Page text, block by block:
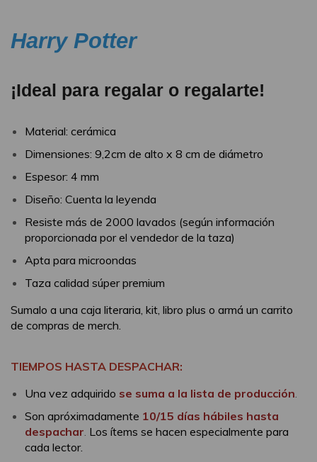
Harry Potter
¡Ideal para regalar o regalarte!
Material: cerámica
Dimensiones: 9,2cm de alto x 8 cm de diámetro
Espesor: 4 mm
Diseño: Cuenta la leyenda
Resiste más de 2000 lavados (según información
proporcionada por el vendedor de la taza)
Apta para microondas
Taza calidad súper premium
Sumalo a una caja literaria, kit, libro plus o armá un carrito
de compras de merch.
TIEMPOS HASTA DESPACHAR:
Una vez adquirido se suma a la lista de producción.
Son apróximadamente 10/15 días hábiles hasta
despachar. Los ítems se hacen especialmente para
cada lector.